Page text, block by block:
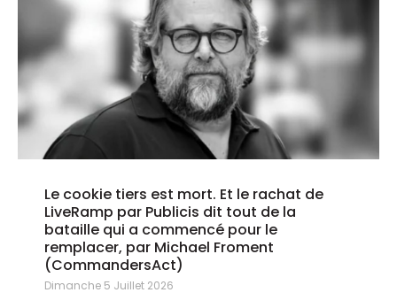
Le cookie tiers est mort. Et le rachat de
LiveRamp par Publicis dit tout de la
bataille qui a commencé pour le
remplacer, par Michael Froment
(CommandersAct)
Dimanche 5 Juillet 2026